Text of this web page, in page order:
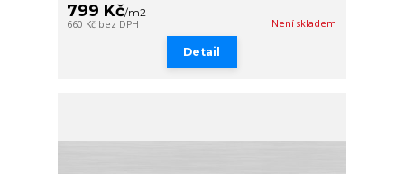
799 Kč/m2
660 Kč bez DPH Není skladem
Detail